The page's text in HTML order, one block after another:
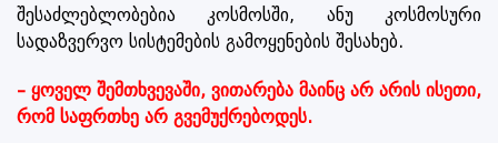
შესაძლებლობებია კოსმოსში, ანუ კოსმოსური
სადაზვერვო სისტემების გამოყენების შესახებ.
– ყოველ შემთხვევაში, ვითარება მაინც არ არის ისეთი,
რომ საფრთხე არ გვემუქრებოდეს.